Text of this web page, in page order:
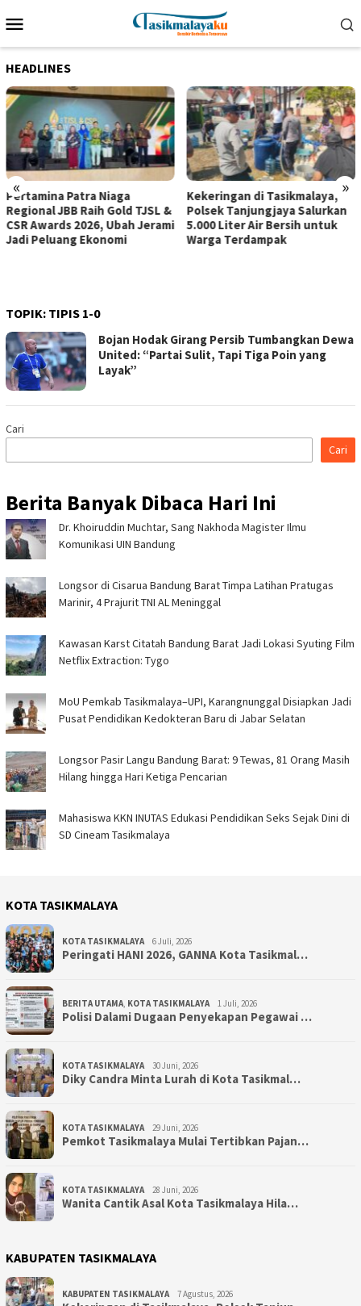
ke
Mobile
HEADLINES
« »
Pertamina Patra Niaga
Regional JBB Raih Gold TJSL &
CSR Awards 2026, Ubah Jerami
Jadi Peluang Ekonomi
Kekeringan di Tasikmalaya,
Polsek Tanjungjaya Salurkan
5.000 Liter Air Bersih untuk
Warga Terdampak
TOPIK: TIPIS 1-0
Bojan Hodak Girang Persib Tumbangkan Dewa
United: “Partai Sulit, Tapi Tiga Poin yang
Layak”
Cari
Cari
Berita Banyak Dibaca Hari Ini
Dr. Khoiruddin Muchtar, Sang Nakhoda Magister Ilmu
Komunikasi UIN Bandung
Longsor di Cisarua Bandung Barat Timpa Latihan Pra­tugas
Marinir, 4 Prajurit TNI AL Meninggal
Kawasan Karst Citatah Bandung Barat Jadi Lokasi Syuting Film
Netflix Extraction: Tygo
MoU Pemkab Tasikmalaya–UPI, Karangnunggal Disiapkan Jadi
Pusat Pendidikan Kedokteran Baru di Jabar Selatan
Longsor Pasir Langu Bandung Barat: 9 Tewas, 81 Orang Masih
Hilang hingga Hari Ketiga Pencarian
Mahasiswa KKN INUTAS Edukasi Pendidikan Seks Sejak Dini di
SD Cineam Tasikmalaya
KOTA TASIKMALAYA
KOTA TASIKMALAYA 6 Juli, 2026
Peringati HANI 2026, GANNA Kota Tasikmal…
BERITA UTAMA KOTA TASIKMALAYA 1 Juli, 2026
Polisi Dalami Dugaan Penyekapan Pegawai …
KOTA TASIKMALAYA 30 Juni, 2026
Diky Candra Minta Lurah di Kota Tasikmal…
KOTA TASIKMALAYA 29 Juni, 2026
Pemkot Tasikmalaya Mulai Tertibkan Pajan…
KOTA TASIKMALAYA 28 Juni, 2026
Wanita Cantik Asal Kota Tasikmalaya Hila…
KABUPATEN TASIKMALAYA
KABUPATEN TASIKMALAYA 7 Agustus, 2026